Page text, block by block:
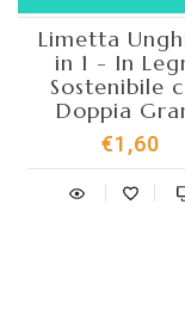
Limetta
in 1 - In
Sostenibile
Doppia
€1,60